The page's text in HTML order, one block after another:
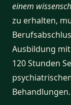
einem
zu erhalten,
Ausbildung
120 Stunden
Behandlungen.